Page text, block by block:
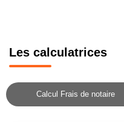
Les calculatrices
Calcul Frais de notaire